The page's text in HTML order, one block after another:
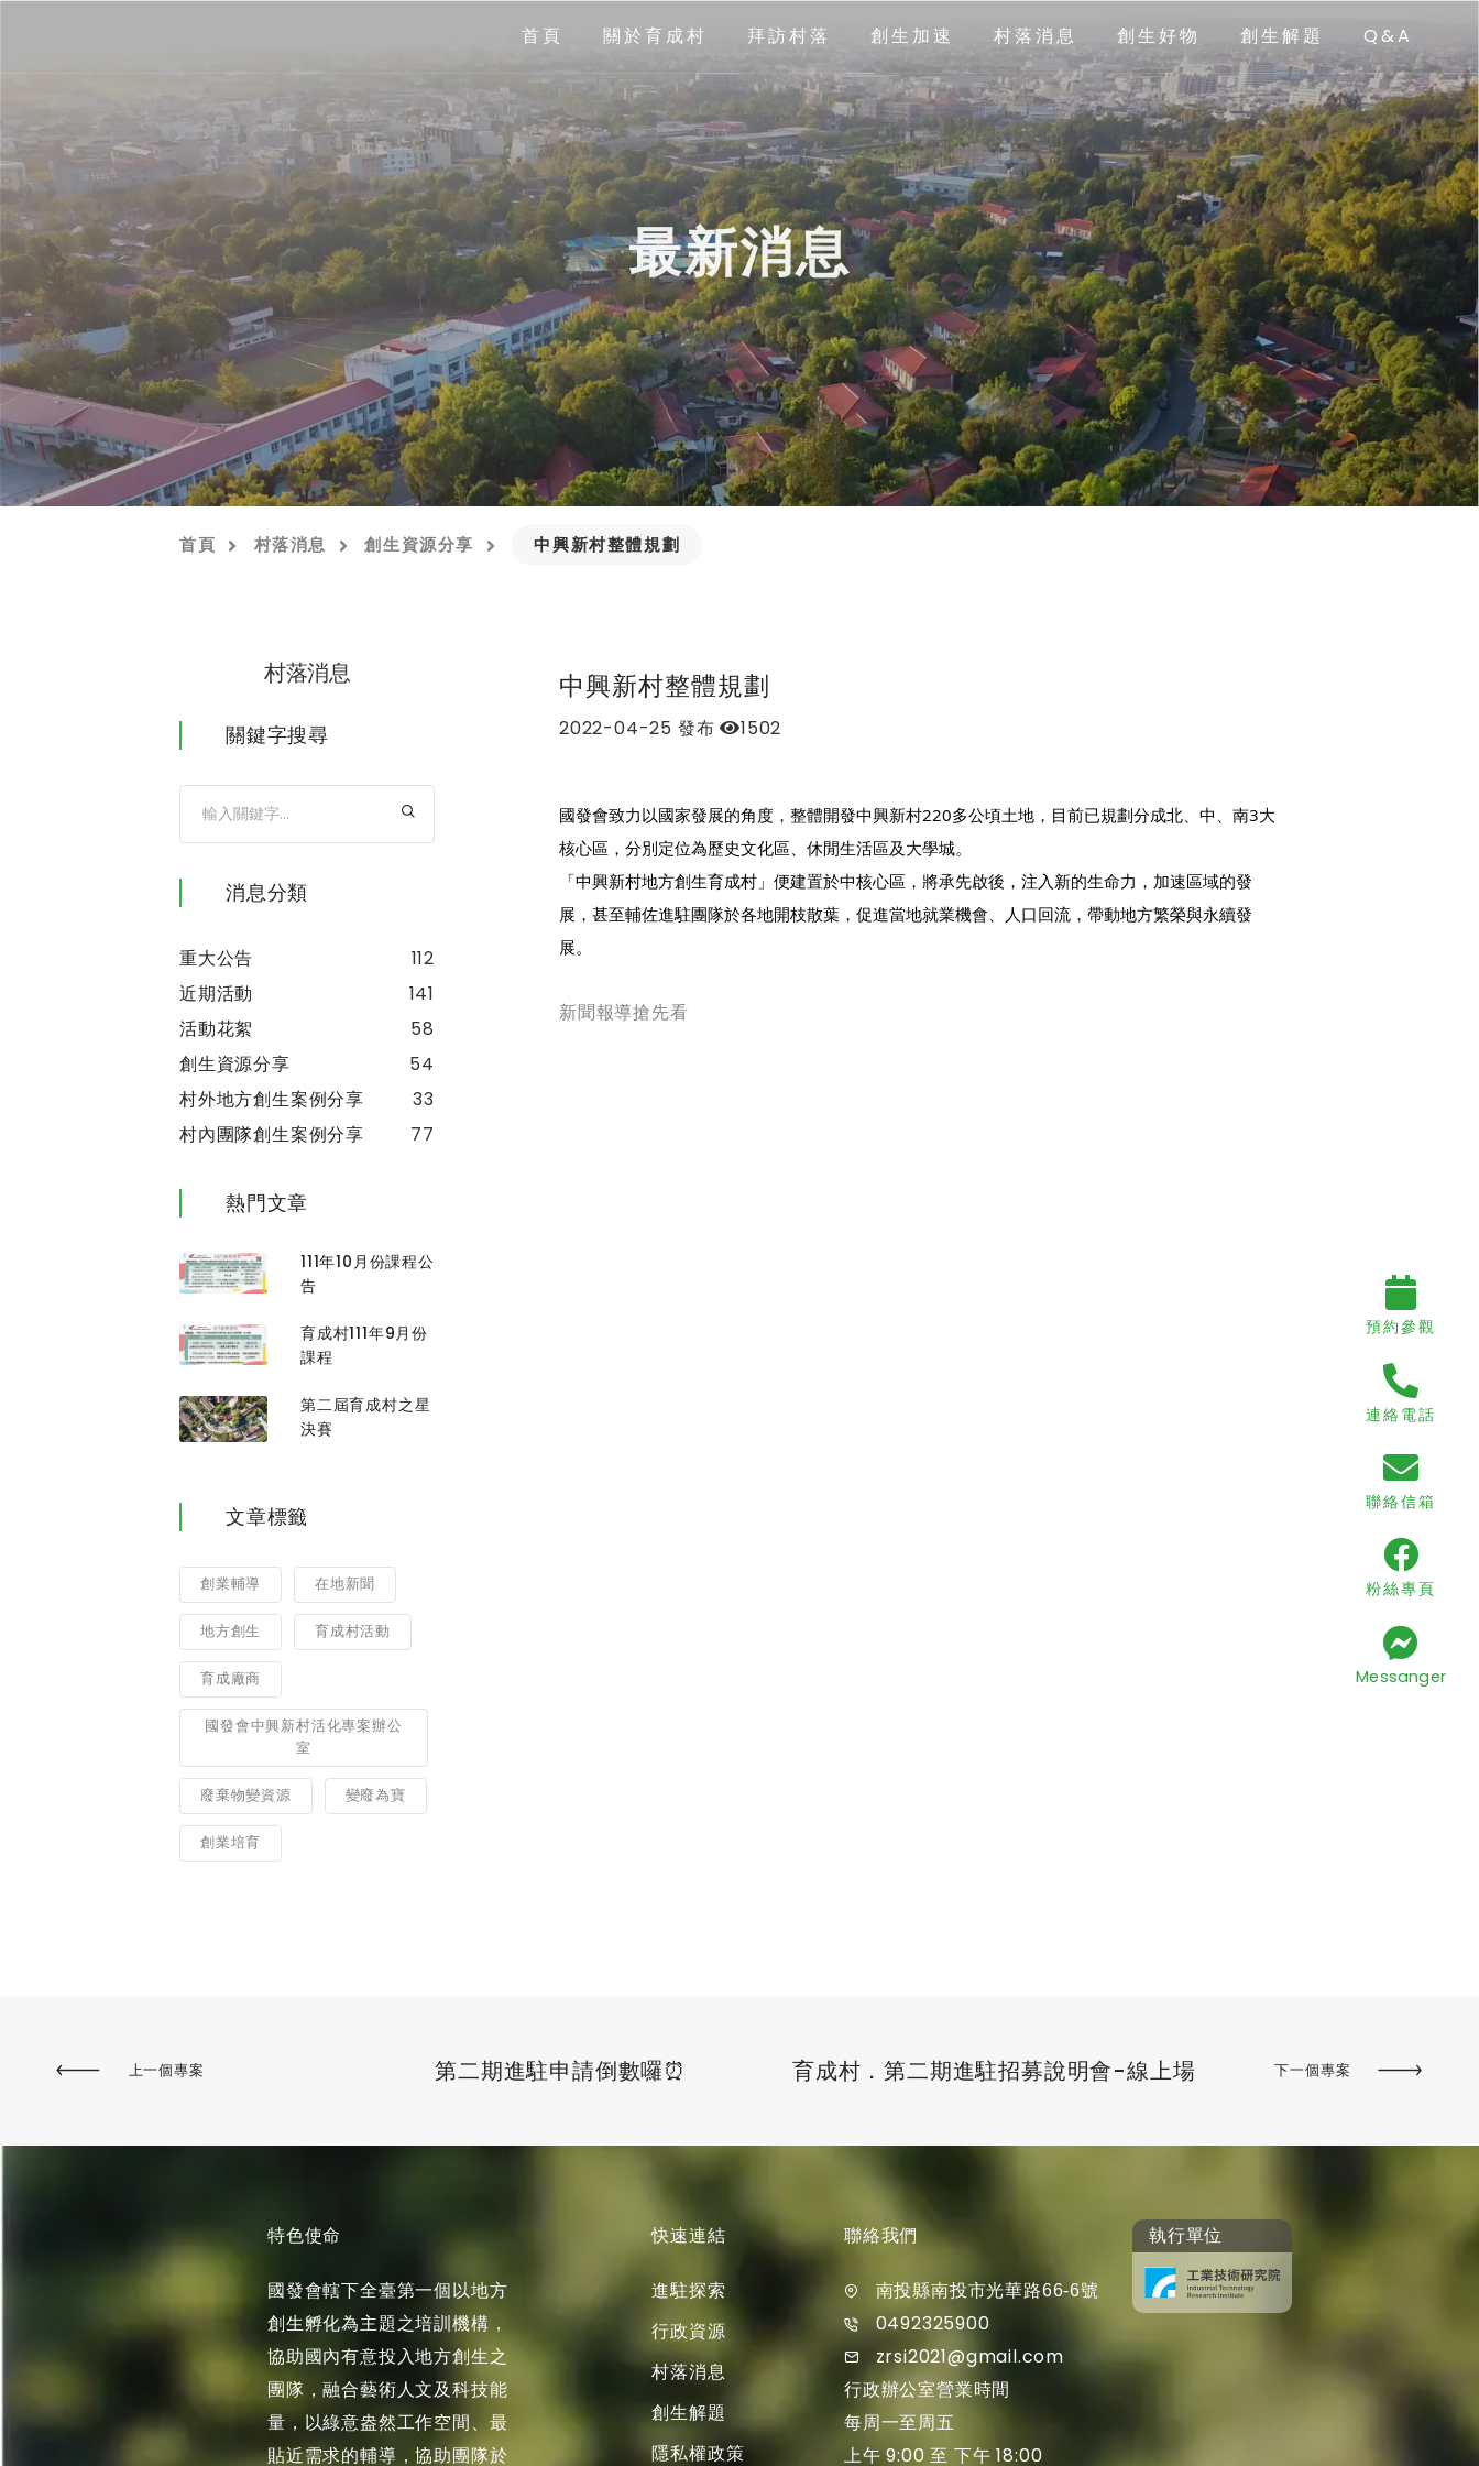
首頁 關於育成村 拜訪村落 創生加速 村落消息 創生好物 創生解題 Q&A
最新消息
首頁 村落消息 創生資源分享 中興新村整體規劃
村落消息
關鍵字搜尋
消息分類
重大公告
112
近期活動
141
活動花絮
58
創生資源分享
54
村外地方創生案例分享
33
村內團隊創生案例分享
77
熱門文章
111年10月份課程公
告
育成村111年9月份
課程
第二屆育成村之星
決賽
文章標籤
創業輔導 在地新聞
地方創生 育成村活動
育成廠商
國發會中興新村活化專案辦公
室
廢棄物變資源 變廢為寶
創業培育
中興新村整體規劃
2022-04-25 發布 1502
國發會致力以國家發展的角度，整體開發中興新村220多公頃土地，目前已規劃分成北、中、南3大
核心區，分別定位為歷史文化區、休閒生活區及大學城。
「中興新村地方創生育成村」便建置於中核心區，將承先啟後，注入新的生命力，加速區域的發
展，甚至輔佐進駐團隊於各地開枝散葉，促進當地就業機會、人口回流，帶動地方繁榮與永續發
展。
新聞報導搶先看
上一個專案 第二期進駐申請倒數囉⏰ 育成村．第二期進駐招募說明會-線上場 下一個專案
預約參觀
連絡電話
聯絡信箱
粉絲專頁
Messanger
特色使命
國發會轄下全臺第一個以地方
創生孵化為主題之培訓機構，
協助國內有意投入地方創生之
團隊，融合藝術人文及科技能
量，以綠意盎然工作空間、最
貼近需求的輔導，協助團隊於
快速連結
進駐探索
行政資源
村落消息
創生解題
隱私權政策
聯絡我們
南投縣南投市光華路66-6號
0492325900
zrsi2021@gmail.com
行政辦公室營業時間
每周一至周五
上午 9:00 至 下午 18:00
執行單位